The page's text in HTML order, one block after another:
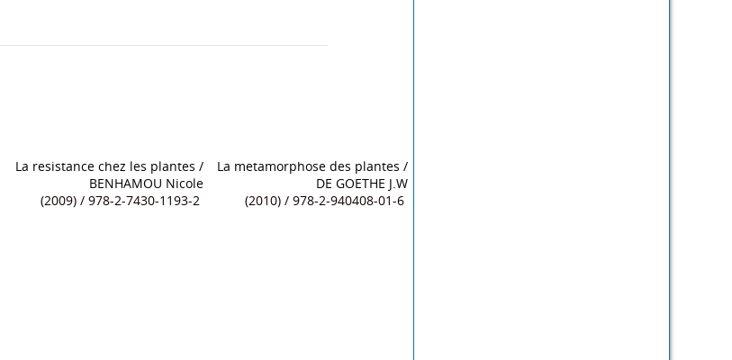
La resistance chez les plantes /
BENHAMOU Nicole
(2009) / 978-2-7430-1193-2
La metamorphose des plantes /
DE GOETHE J.W
(2010) / 978-2-940408-01-6